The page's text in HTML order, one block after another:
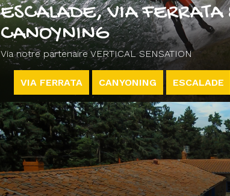
ESCALADE, VIA FERRATA
CANOYNING
Via notre partenaire VERTICAL SENSATION
VIA FERRATA CANYONING ESCALADE